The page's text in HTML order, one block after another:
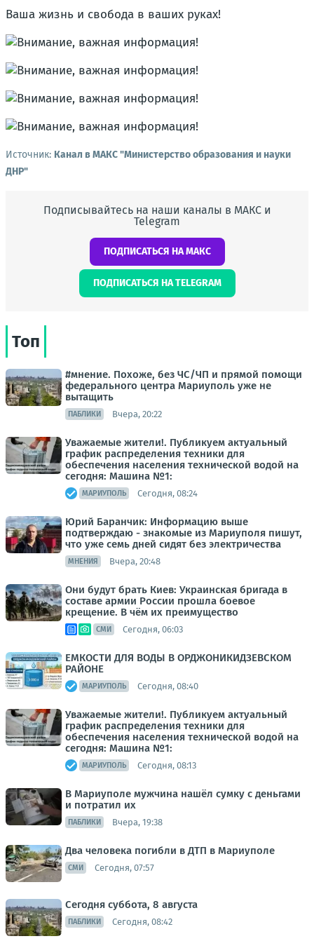
Ваша жизнь и свобода в ваших руках!
Источник: Канал в МАКС "Министерство образования и науки
ДНР"
Подписывайтесь на наши каналы в МАКС и
Telegram
ПОДПИСАТЬСЯ НА МАКС
ПОДПИСАТЬСЯ НА TELEGRAM
Топ
#мнение. Похоже, без ЧС/ЧП и прямой помощи
федерального центра Мариуполь уже не
вытащить
ПАБЛИКИ Вчера, 20:22
Уважаемые жители!. Публикуем актуальный
график распределения техники для
обеспечения населения технической водой на
сегодня: Машина №1:
МАРИУПОЛЬ Сегодня, 08:24
Юрий Баранчик: Информацию выше
подтверждаю - знакомые из Мариуполя пишут,
что уже семь дней сидят без электричества
МНЕНИЯ Вчера, 20:48
Они будут брать Киев: Украинская бригада в
составе армии России прошла боевое
крещение. В чём их преимущество
СМИ Сегодня, 06:03
ЕМКОСТИ ДЛЯ ВОДЫ В ОРДЖОНИКИДЗЕВСКОМ
РАЙОНЕ
МАРИУПОЛЬ Сегодня, 08:40
Уважаемые жители!. Публикуем актуальный
график распределения техники для
обеспечения населения технической водой на
сегодня: Машина №1:
МАРИУПОЛЬ Сегодня, 08:13
В Мариуполе мужчина нашёл сумку с деньгами
и потратил их
ПАБЛИКИ Вчера, 19:38
Два человека погибли в ДТП в Мариуполе
СМИ Сегодня, 07:57
Сегодня суббота, 8 августа
ПАБЛИКИ Сегодня, 08:42